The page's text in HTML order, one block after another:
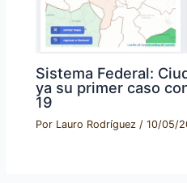
Sistema Federal:
ya su primer caso
19
Por Lauro Rodríguez /10/05/